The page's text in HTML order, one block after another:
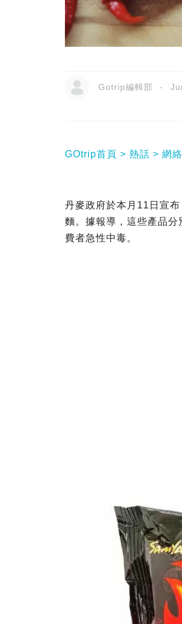
Gotrip編輯部
GOtrip首頁 熱話 網
丹麥政府於本月11日宣
麵。據報導，這些產品
費者急性中毒。